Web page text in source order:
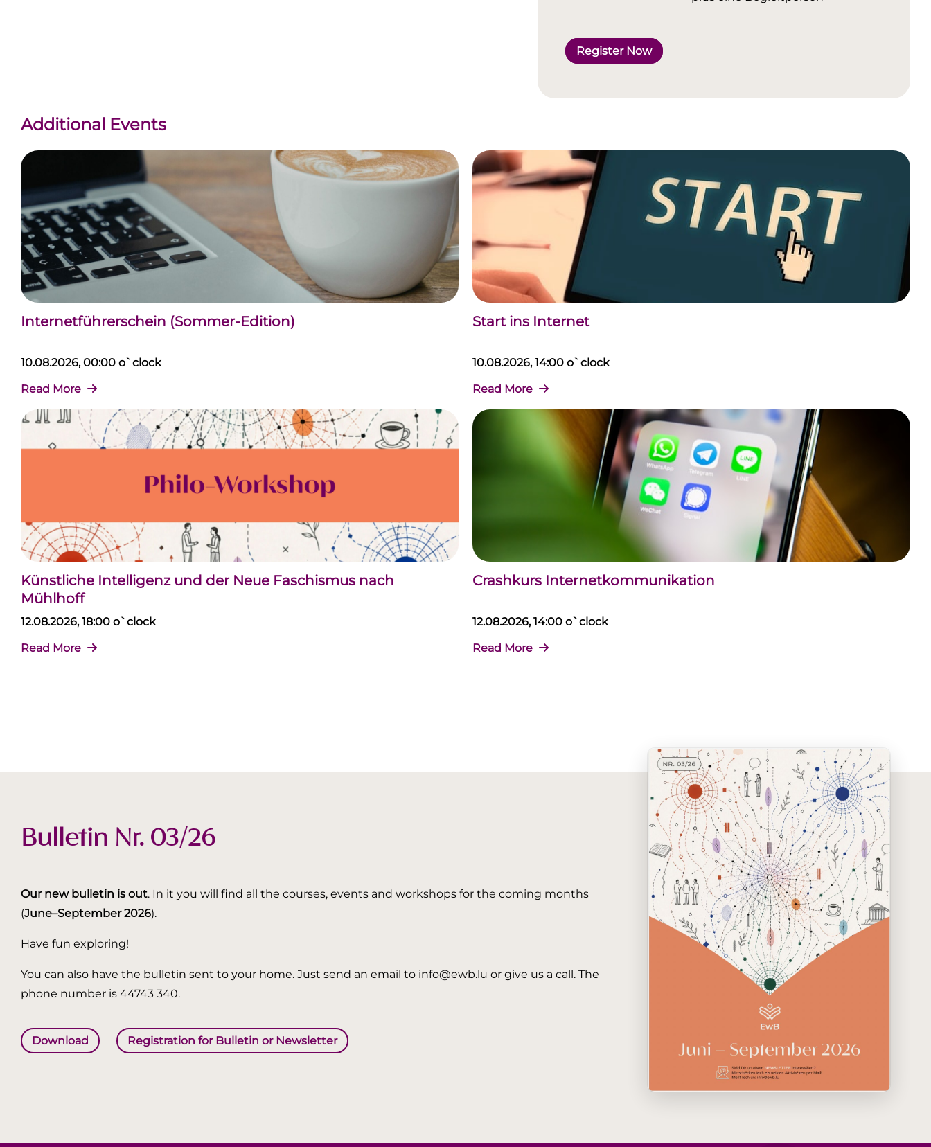
Register Now
Additional Events
Internetführerschein (Sommer-Edition)
10.08.2026, 00:00 o`clock
Read More
Start ins Internet
10.08.2026, 14:00 o`clock
Read More
Künstliche Intelligenz und der Neue Faschismus nach
Mühlhoff
12.08.2026, 18:00 o`clock
Read More
Crashkurs Internetkommunikation
12.08.2026, 14:00 o`clock
Read More
Bulletin Nr. 03/26
Our new bulletin is out. In it you will find all the courses, events and workshops for the coming months
(June–September 2026).
Have fun exploring!
You can also have the bulletin sent to your home. Just send an email to info@ewb.lu or give us a call. The
phone number is 44743 340.
Download Registration for Bulletin or Newsletter